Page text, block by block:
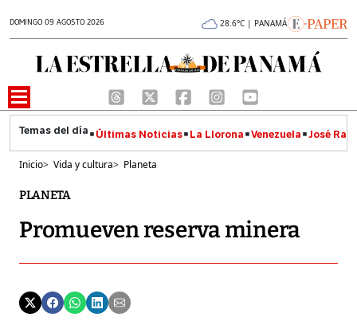
DOMINGO 09 AGOSTO 2026 28.6°C | PANAMÁ
Últimas Noticias La Llorona Venezuela José
Inicio> Vida y cultura> Planeta
PLANETA
Promueven reserva minera